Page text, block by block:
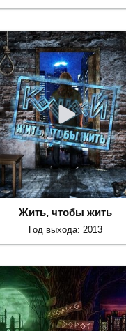
Жить, чтобы жить
Год выхода: 2013